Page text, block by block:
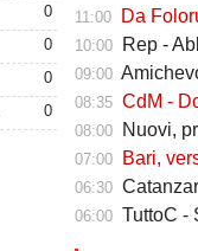
0
0
0
0
11:00 Da
10:00 Rep -
09:00 Amichevole
08:35 CdM -
08:00 Nuovi,
07:00 Bari,
06:30
06:00 TuttoC -